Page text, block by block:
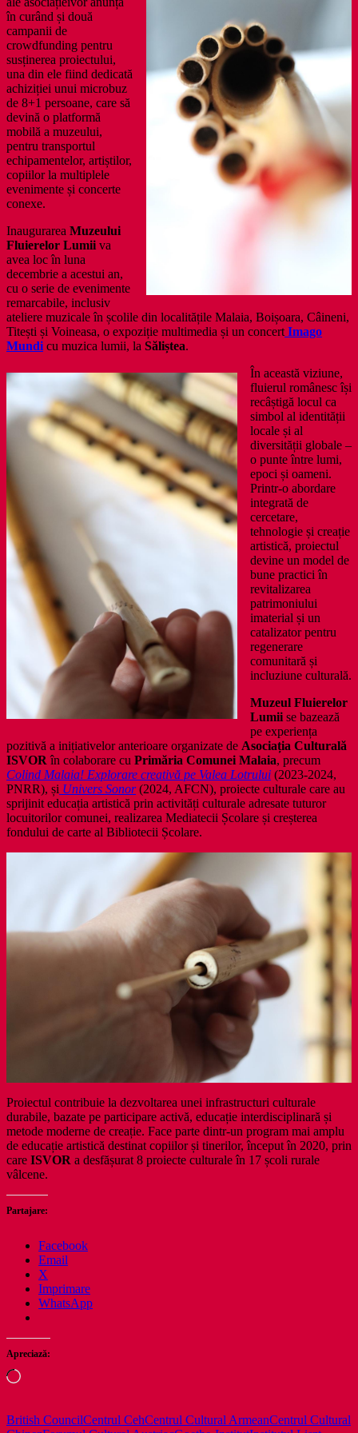
în curând și două
campanii de
crowdfunding pentru
susținerea proiectului,
una din ele fiind dedicată
achiziției unui microbuz
de 8+1 persoane, care să
devină o platformă
mobilă a muzeului,
pentru transportul
echipamentelor, artiștilor,
copiilor la multiplele
evenimente și concerte
conexe.
Inaugurarea Muzeului
Fluierelor Lumii va
avea loc în luna
decembrie a acestui an,
cu o serie de evenimente
remarcabile, inclusiv
ateliere muzicale în școlile din localitățile Malaia, Boișoara, Câineni,
Titești și Voineasa, o expoziție multimedia și un concert Imago
Mundi cu muzica lumii, la Săliștea.
În această viziune,
fluierul românesc își
recâștigă locul ca
simbol al identității
locale și al
diversității globale –
o punte între lumi,
epoci și oameni.
Printr-o abordare
integrată de
cercetare,
tehnologie și creație
artistică, proiectul
devine un model de
bune practici în
revitalizarea
patrimoniului
imaterial și un
catalizator pentru
regenerare
comunitară și
incluziune culturală.
Muzeul Fluierelor
Lumii se bazează
pe experiența
pozitivă a inițiativelor anterioare organizate de Asociația Culturală
ISVOR în colaborare cu Primăria Comunei Malaia, precum
Colind Malaia! Explorare creativă pe Valea Lotrului (2023-2024,
PNRR), și Univers Sonor(2024, AFCN), proiecte culturale care au
sprijinit educația artistică prin activități culturale adresate tuturor
locuitorilor comunei, realizarea Mediatecii Școlare și creșterea
fondului de carte al Bibliotecii Școlare.
Proiectul contribuie la dezvoltarea unei infrastructuri culturale
durabile, bazate pe participare activă, educație interdisciplinară și
metode moderne de creație. Face parte dintr-un program mai amplu
de educație artistică destinat copiilor și tinerilor, început în 2020, prin
care ISVOR a desfășurat 8 proiecte culturale în 17 școli rurale
vâlcene.
Partajare:
Facebook
Email
X
Imprimare
WhatsApp
Apreciază:
Încarc...
British CouncilCentrul CehCentrul Cultural ArmeanCentrul Cultural